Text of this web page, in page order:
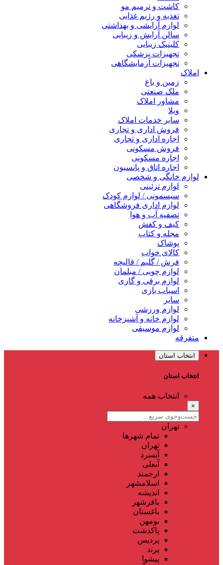
کاشت و ترمیم مو
تغذیه و رژیم غذایی
لوازم آرایشی و بهداشتی
سالن آرایش و زیبایی
کلینیک زیبایی
تجهیزات پزشکی
تجهیزات آزمایشگاهی
املاک
زمین و باغ
ملک صنعتی
مشاور املاک
ویلا
سایر خدمات املاک
فروش اداری و تجاری
اجاره اداری و تجاری
فروش مسکونی
اجاره مسکونی
اجاره اتاق و پانسیون
لوازم خانگی و شخصی
لوازم تزئینی
سیسمونی / لوازم کودک
لوازم اداری فروشگاهی
تصفیه آب و هوا
کیف و کفش
مجله و کتاب
پوشاک
کالای خواب
فرش / گلیم / قالیچه
لوازم چوبی / مبلمان
لوازم برقی و گازی
اسباب بازی
سایر
لوازم ورزشی
لوازم خانه و آشپزخانه
لوازم موسیقی
متفرقه
انتخاب استان
انتخاب استان
انتخاب همه
×
تهران
تمام شهر‌ها
تهران
آبسرد
آبعلی
ارجمند
اسلامشهر
اندیشه
باقرشهر
باغستان
بومهن
پاکدشت
پردیس
پرند
پیشوا